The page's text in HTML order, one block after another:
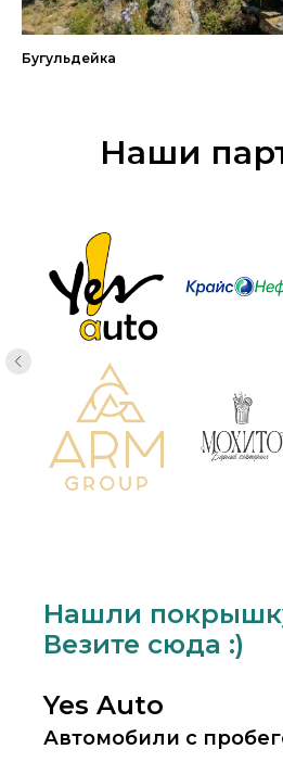
Бугульдейка
Наши
Нашли
Везите сюда :)
Yes Auto
Автомобили с